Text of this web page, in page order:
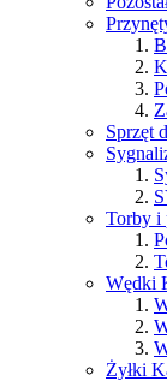
Sprzęt
Torby i
Wędki
Żyłki